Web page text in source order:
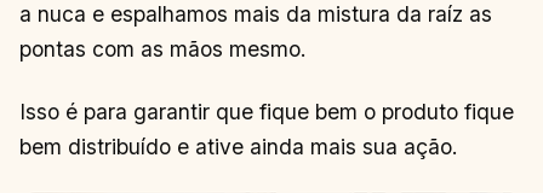
a nuca e espalhamos mais da mistura da raíz as
pontas com as mãos mesmo.
Isso é para garantir que fique bem o produto fique
bem distribuído e ative ainda mais sua ação.